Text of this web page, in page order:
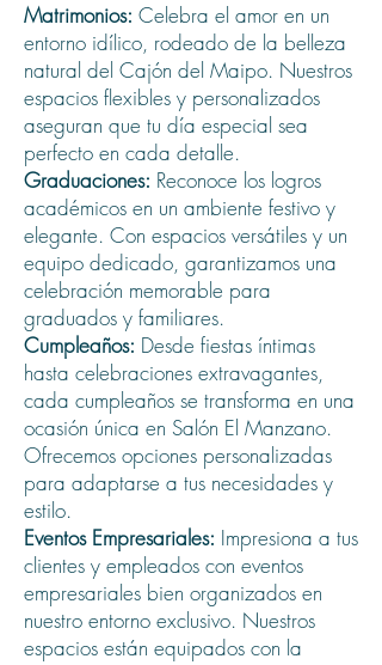
Matrimonios: Celebra el amor en un
entorno idílico, rodeado de la belleza
natural del Cajón del Maipo. Nuestros
espacios flexibles y personalizados
aseguran que tu día especial sea
perfecto en cada detalle.
Graduaciones: Reconoce los logros
académicos en un ambiente festivo y
elegante. Con espacios versátiles y un
equipo dedicado, garantizamos una
celebración memorable para
graduados y familiares.
Cumpleaños: Desde fiestas íntimas
hasta celebraciones extravagantes,
cada cumpleaños se transforma en una
ocasión única en Salón El Manzano.
Ofrecemos opciones personalizadas
para adaptarse a tus necesidades y
estilo.
Eventos Empresariales: Impresiona a tus
clientes y empleados con eventos
empresariales bien organizados en
nuestro entorno exclusivo. Nuestros
espacios están equipados con la